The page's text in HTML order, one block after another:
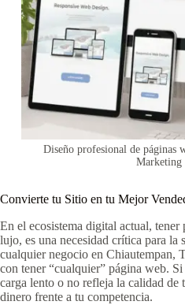
Diseño profesional de páginas
Convierte tu Sitio en tu Mejor
En el ecosistema digital actual, tener
lujo, es una necesidad crítica para
cualquier negocio en Chiautempan,
con tener “cualquier” página web.
carga lento o no refleja la calidad de
dinero frente a tu competencia.